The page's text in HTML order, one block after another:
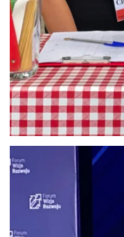
HOSTESSY
FIRMOWĄ